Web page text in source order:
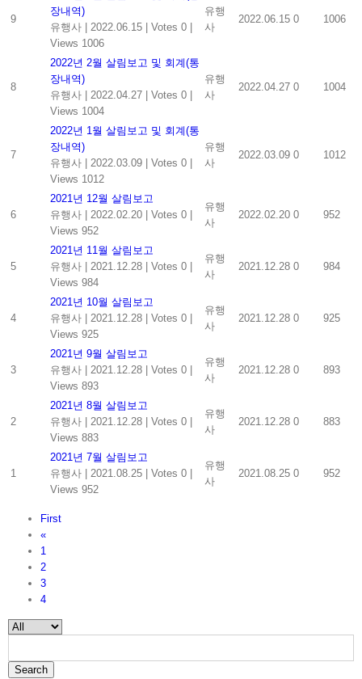
9
장내역)
유행사
2022.06.15 Votes 0
Views 1006
유행
사
2022.06.15 0 1006
8
2022년 2월 살림보고 및 회계(통
장내역)
유행사
2022.04.27 Votes 0
Views 1004
유행
사
2022.04.27 0 1004
7
2022년 1월 살림보고 및 회계(통
장내역)
유행사
2022.03.09 Votes 0
Views 1012
유행
사
2022.03.09 0 1012
6
2021년 12월 살림보고
유행사
2022.02.20 Votes 0
Views 952
유행
사
2022.02.20 0 952
5
2021년 11월 살림보고
유행사
2021.12.28 Votes 0
Views 984
유행
사
2021.12.28 0 984
4
2021년 10월 살림보고
유행사
2021.12.28 Votes 0
Views 925
유행
사
2021.12.28 0 925
3
2021년 9월 살림보고
유행사
2021.12.28 Votes 0
Views 893
유행
사
2021.12.28 0 893
2
2021년 8월 살림보고
유행사
2021.12.28 Votes 0
Views 883
유행
사
2021.12.28 0 883
1
2021년 7월 살림보고
유행사
2021.08.25 Votes 0
Views 952
유행
사
2021.08.25 0 952
First
«
1
2
3
4
Search